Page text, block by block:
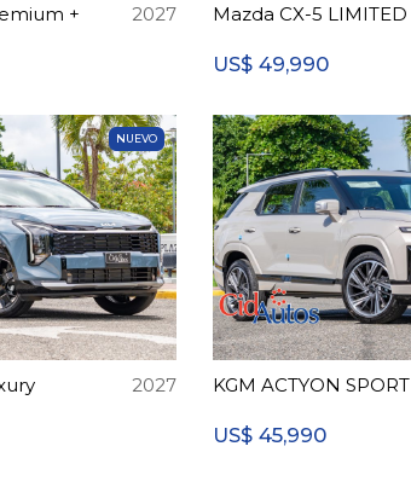
+ 2027 Mazda CX-5 LIMITED
US$ 49,990
NUEVO
2027 KGM ACTYON SPORT
US$ 45,990